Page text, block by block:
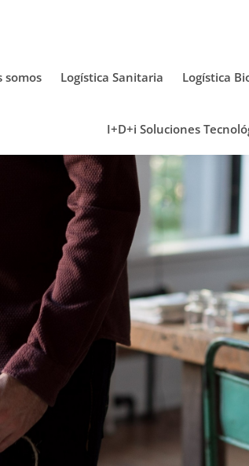
somos Logística Sanitaria Logística
I+D+i Soluciones